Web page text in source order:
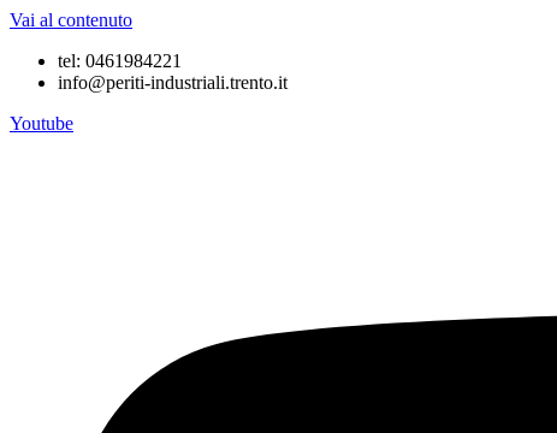
Vai al contenuto
tel: 0461984221
info@periti-industriali.trento.it
Youtube